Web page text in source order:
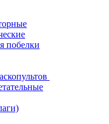
побелки